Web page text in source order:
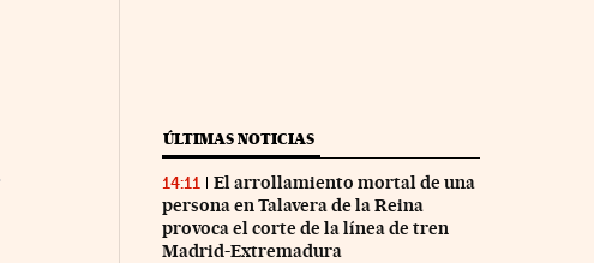
ÚLTIMAS NOTICIAS
14:11
El arrollamiento mortal de una
persona en Talavera de la Reina
provoca el corte de la línea de tren
Madrid-Extremadura